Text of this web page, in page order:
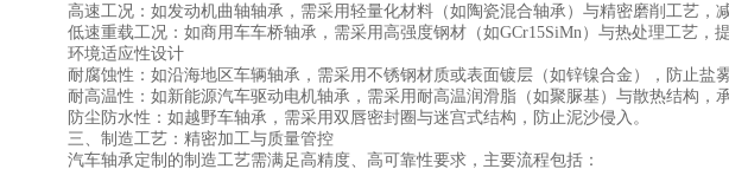
高速工况：如发动机曲轴轴承，需采用轻量化材料（如陶瓷混合轴承）与精密磨削工艺，
低速重载工况：如商用车车桥轴承，需采用高强度钢材（如GCr15SiMn）与热处理工艺，
环境适应性设计
耐腐蚀性：如沿海地区车辆轴承，需采用不锈钢材质或表面镀层（如锌镍合金），防止盐雾
耐高温性：如新能源汽车驱动电机轴承，需采用耐高温润滑脂（如聚脲基）与散热结构，
防尘防水性：如越野车轴承，需采用双唇密封圈与迷宫式结构，防止泥沙侵入。
三、制造工艺：精密加工与质量管控
汽车轴承定制的制造工艺需满足高精度、高可靠性要求，主要流程包括：